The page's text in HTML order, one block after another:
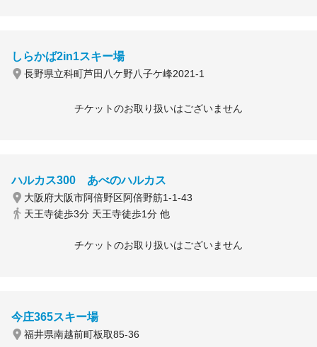
しらかば2in1スキー場
長野県立科町芦田八ケ野八子ケ峰2021-1
チケットのお取り扱いはございません
ハルカス300 あべのハルカス
大阪府大阪市阿倍野区阿倍野筋1-1-43
天王寺徒歩3分 天王寺徒歩1分 他
チケットのお取り扱いはございません
今庄365スキー場
福井県南越前町板取85-36